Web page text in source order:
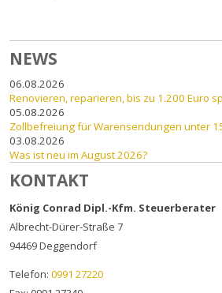
NEWS
06.08.2026
Renovieren, reparieren, bis zu 1.200 Euro
05.08.2026
Zollbefreiung für Warensendungen unter
03.08.2026
Was ist neu im August 2026?
KONTAKT
König Conrad Dipl.-Kfm. Steuerberater
Albrecht-Dürer-Straße 7
94469Deggendorf
Telefon: 0991 27220